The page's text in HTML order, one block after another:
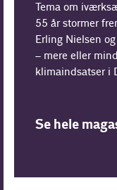
Tema om
55 år stormer
Erling Nielsen
– mere eller
klimaindsatser i
Se hele